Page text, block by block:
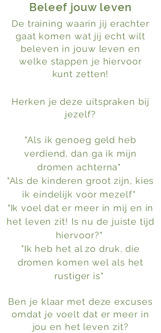
Beleef jouw leven
De training waarin jij erachter
gaat komen wat jij echt wilt
beleven in jouw leven en
welke stappen je hiervoor
kunt zetten!
Herken je deze uitspraken bij
jezelf?
​"Als ik genoeg geld heb
verdiend, dan ga ik mijn
dromen achterna"
"Als de kinderen groot zijn, kies
ik eindelijk voor mezelf"
"Ik voel dat er meer in mij en in
het leven zit! Is nu de juiste tijd
hiervoor?"
"Ik heb het al zo druk, die
dromen komen wel als het
rustiger is"
Ben je klaar met deze excuses
omdat je voelt dat er meer in
jou en het leven zit?